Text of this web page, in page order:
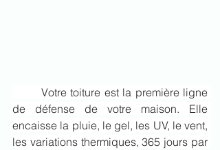
de défense de votre maison. Elle
encaisse la pluie, le gel, les UV, le vent,
les variations thermiques, 365 jours par